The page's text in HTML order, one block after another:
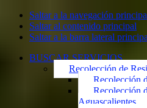
Saltar a la navegación
Saltar al contenido principal
Saltar a la barra lateral
BUSCAR SERVICIOS
Recolección de
Recolección
Recolección
Aguascalientes